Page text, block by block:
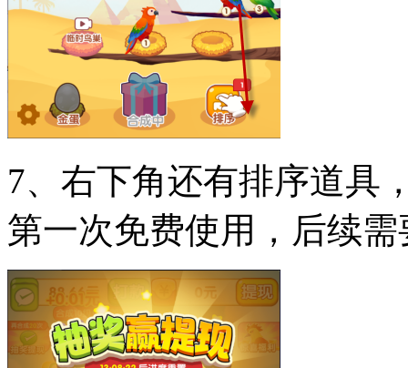
7、右下角还有排序道具
第一次免费使用，后续